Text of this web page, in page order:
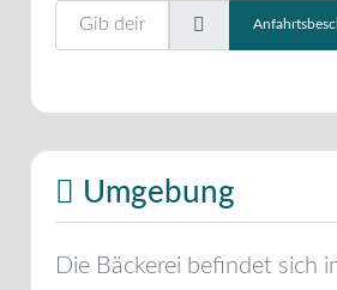
Gib deinen Standort ein.
Umgebung
Die Bäckerei befindet sich